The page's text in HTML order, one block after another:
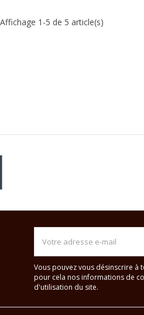
Affichage 1-5 de 5 article(s)
Vous pouvez vous désinscrire à
pour cela nos informations de
d'utilisation du site.